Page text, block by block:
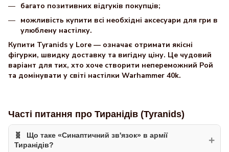
багато позитивних відгуків покупців;
можливість купити всі необхідні аксесуари для гри в
улюблену настілку.
Купити Tyranids у Lore — означає отримати якісні
фігурки, швидку доставку та вигідну ціну. Це чудовий
варіант для тих, хто хоче створити непереможний Рой
та домінувати у світі настілки Warhammer 40k.
Часті питання про Тиранідів (Tyranids)
Що таке «Синаптичний зв'язок» в армії
Тиранідів?
+